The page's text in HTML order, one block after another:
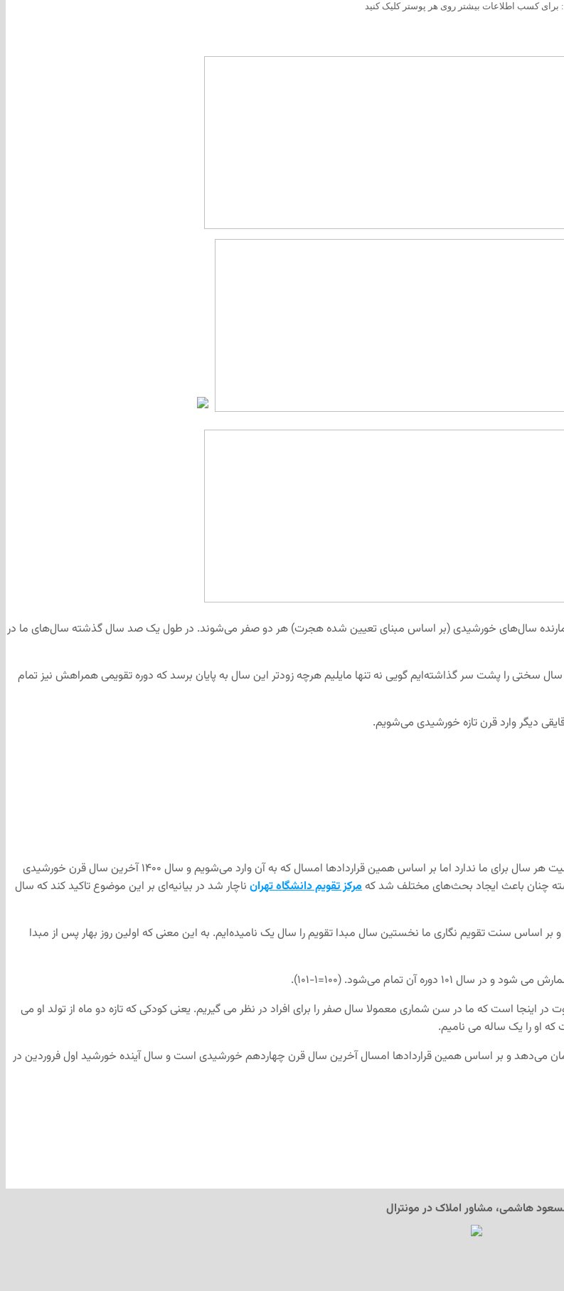
برای کسب اطلاعات بیشتر روی هر پوستر کلیک کنید
سال‌های خورشیدی (بر اساس مبنای تعیین شده هجرت) هر دو صفر می‌شوند. در طول یک صد سال گذشته سال‌های ما در
سختی را پشت سر گذاشته‌ایم گویی نه تنها مایلیم هرچه زودتر این سال به پایان برسد که دوره تقویمی همراهش نیز تمام
دیگر وارد قرن تازه خورشیدی می‌شویم.
درست است که همه مفاهیم تقویمی بر اساس قرارداد هستند و این قرارداد تاثیری بر اهمیت هر سال برای ما ندارد اما بر اساس همین قراردادها امسال که به آن وارد می‌شویم و سال ۱۴۰۰ آخرین سال قرن خورشیدی
مرکز تقویم دانشگاه تهران ناچار شد در بیانیه‌ای بر این موضوع تاکید کند که سال
سنت تقویم نگاری ما نخستین سال مبدا تقویم را سال یک نامیده‌ایم. به این معنی که اولین روز بهار پس از مبدا
در اینجا است که ما در سن شماری معمولا سال صفر را برای افراد در نظر می گیریم. یعنی کودکی که تازه دو ماه از تولد او می
که او را یک ساله می نامیم.
می‌دهد و بر اساس همین قراردادها امسال آخرین سال قرن چهاردهم خورشیدی است و سال آینده خورشید اول فروردین در
هاشمی، مشاور املاک در مونترال